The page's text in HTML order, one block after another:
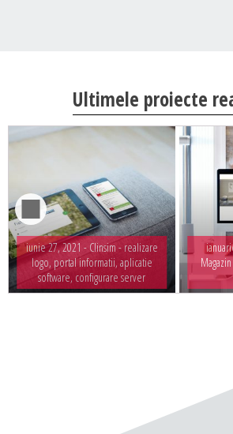
Ultimele proiecte
iunie 27, 2021 - Clinsim - realizare
logo, portal informatii, aplicatie
software, configurare server